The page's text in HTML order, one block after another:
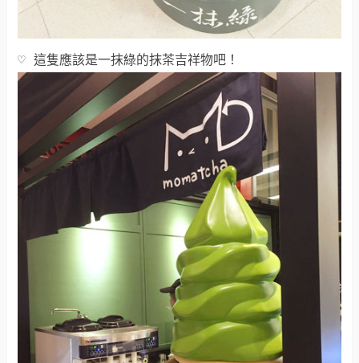
♡ 這隻應該是一抹綠的抹茶吉祥物吧！